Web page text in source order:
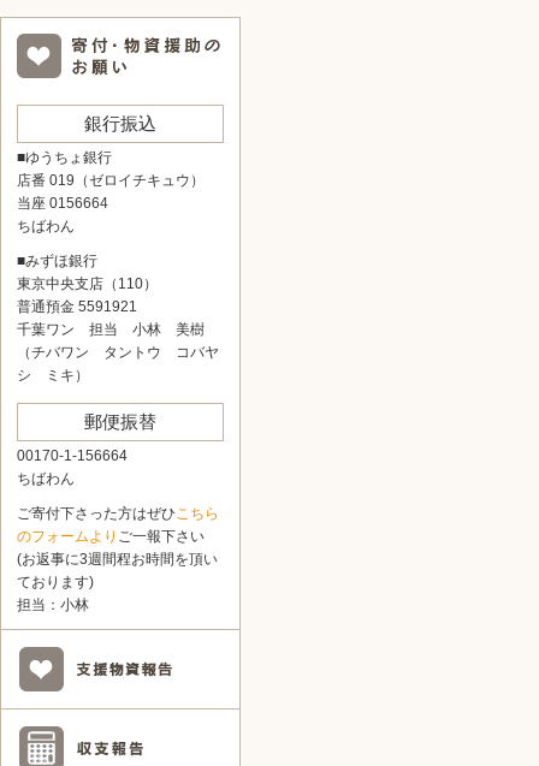
銀行振込
■ゆうちょ銀行
店番 019（ゼロイチキュウ）
当座 0156664
ちばわん
■みずほ銀行
東京中央支店（110）
普通預金 5591921
千葉ワン 担当 小林 美樹
（チバワン タントウ コバヤ
シ ミキ）
郵便振替
00170-1-156664
ちばわん
ご寄付下さった方はぜひこちら
のフォームより ご一報下さい
(お返事に3週間程お時間を頂い
ております)
担当：小林